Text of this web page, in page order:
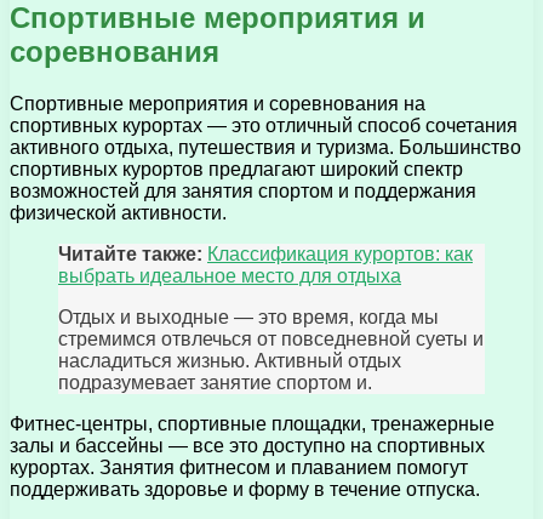
Спортивные мероприятия и
соревнования
Спортивные мероприятия и соревнования на
спортивных курортах — это отличный способ сочетания
активного отдыха, путешествия и туризма. Большинство
спортивных курортов предлагают широкий спектр
возможностей для занятия спортом и поддержания
физической активности.
Читайте также: Классификация курортов: как
выбрать идеальное место для отдыха
Отдых и выходные — это время, когда мы
стремимся отвлечься от повседневной суеты и
насладиться жизнью. Активный отдых
подразумевает занятие спортом и.
Фитнес-центры, спортивные площадки, тренажерные
залы и бассейны — все это доступно на спортивных
курортах. Занятия фитнесом и плаванием помогут
поддерживать здоровье и форму в течение отпуска.